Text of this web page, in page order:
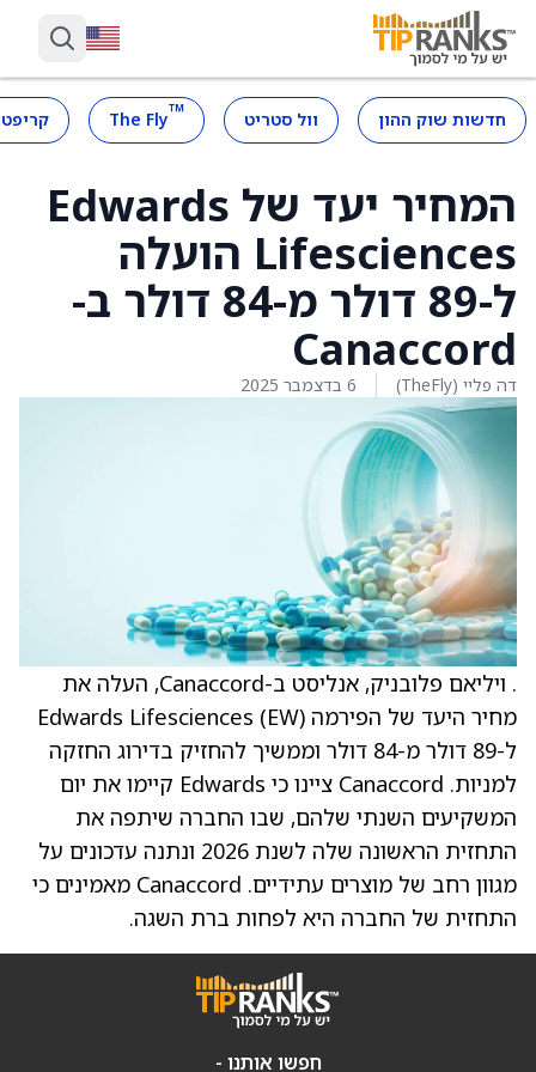
חדשות שוק ההון וול סטריט ™
The Fly
המחיר יעד של Edwards
Lifesciences הועלה
ל-89 דולר מ-84 דולר ב-
Canaccord
דה פליי (TheFly) 6 בדצמבר 2025
. ויליאם פלובניק, אנליסט ב-Canaccord, העלה את
מחיר היעד של הפירמה Edwards Lifesciences (EW)
ל-89 דולר מ-84 דולר וממשיך להחזיק בדירוג החזקה
למניות. Canaccord ציינו כי Edwards קיימו את יום
המשקיעים השנתי שלהם, שבו החברה שיתפה את
התחזית הראשונה שלה לשנת 2026 ונתנה עדכונים על
מגוון רחב של מוצרים עתידיים. Canaccord מאמינים כי
התחזית של החברה היא לפחות ברת השגה.
חפשו אותנו -